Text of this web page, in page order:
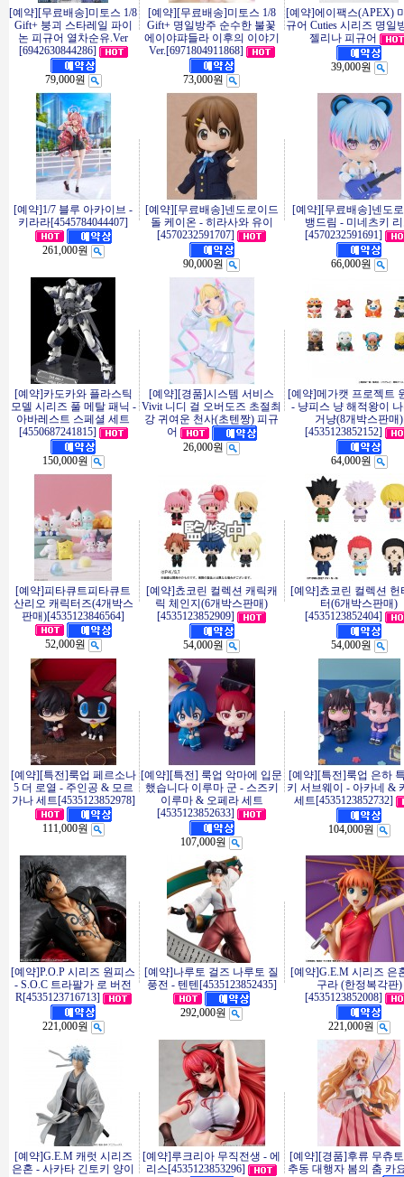
[예약][무료배송]미토스 1/8
Gift+ 붕괴 스타레일 파이
논 피규어 열차순유.Ver
[6942630844286]
79,000원
[예약][무료배송]미토스 1/8
Gift+ 명일방주 순수한 불꽃
에이야퍄들라 이후의 이야기
Ver.[6971804911868]
73,000원
[예약]에이팩스(APEX)
규어 Cuties 시리즈 명일
젤리나 피규어
39,000원
[예약]1/7 블루 아카이브 -
키라라[4545784044407]
261,000원
[예약][무료배송]넨도로이드
돌 케이온 - 히라사와 유이
[4570232591707]
90,000원
[예약][무료배송]넨도
뱅드림 - 미네츠키
[4570232591691]
66,000원
[예약]카도카와 플라스틱
모델 시리즈 풀 메탈 패닉 -
아바레스트 스페셜 세트
[4550687241815]
150,000원
[예약][경품]시스템 서비스
Vivit 니디 걸 오버도즈 초절최
강 귀여운 천사(초텐짱) 피규
어
26,000원
[예약]메가캣 프로젝트
- 냥피스 냥 해적왕이
거냥(8개박스판매)
[4535123852152]
64,000원
[예약]피타큐트피타큐트
산리오 캐릭터즈(4개박스
판매)[4535123846564]
52,000원
[예약]쵸코린 컬렉션 캐릭캐
릭 체인지(6개박스판매)
[4535123852909]
54,000원
[예약]쵸코린 컬렉션 헌
터(6개박스판매)
[4535123852404]
54,000원
[예약][특전]룩업 페르소나
5 더 로열 - 주인공 & 모르
가나 세트[4535123852978]
111,000원
[예약][특전] 룩업 악마에 입문
했습니다 이루마 군 - 스즈키
이루마 & 오페라 세트
[4535123852633]
107,000원
[예약][특전]룩업 은하
키 서브웨이 - 아카네 &
세트[4535123852732]
104,000원
[예약]P.O.P 시리즈 원피스
- S.O.C 트라팔가 로 버전
R[4535123716713]
221,000원
[예약]나루토 걸즈 나루토 질
풍전 - 텐텐[4535123852435]
292,000원
[예약]G.E.M 시리즈 은
구라 (한정복각판)
[4535123852008]
221,000원
[예약]G.E.M 캐럿 시리즈
은혼 - 사카타 긴토키 양이
[예약]루크리아 무직전생 - 에
리스[4535123853296]
[예약][경품]후류 무츄
추동 대행자 봄의 춤 카